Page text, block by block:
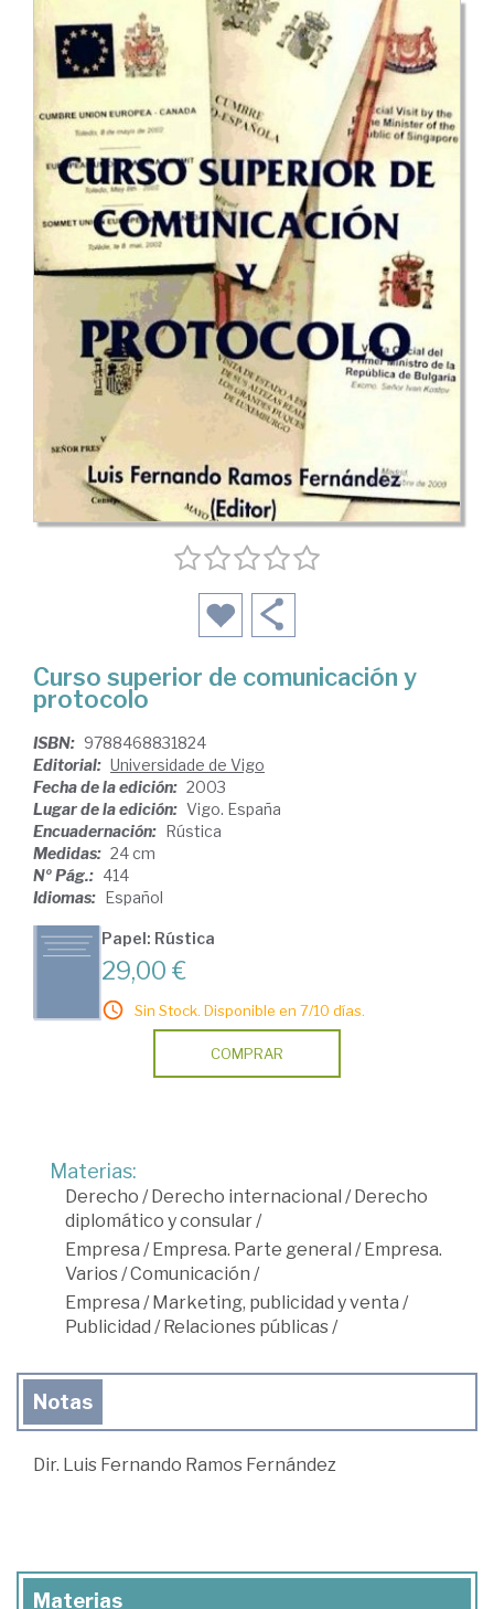
Curso superior de comunicación y
protocolo
ISBN: 9788468831824
Editorial: Universidade de Vigo
Fecha de la edición: 2003
Lugar de la edición: Vigo. España
Encuadernación: Rústica
Medidas: 24 cm
Nº Pág.: 414
Idiomas: Español
Papel: Rústica
29,00 €
Sin Stock. Disponible en 7/10 días.
COMPRAR
Materias:
Derecho /Derecho internacional /Derecho
diplomático y consular/
Empresa /Empresa. Parte general /Empresa.
Varios/Comunicación /
Empresa /Marketing, publicidad y venta /
Publicidad /Relaciones públicas/
Notas
Dir. Luis Fernando Ramos Fernández
Materias